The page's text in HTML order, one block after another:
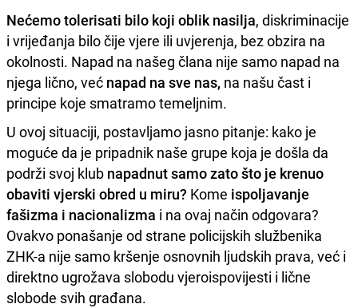
Nećemo tolerisati bilo koji oblik nasilja, diskriminacije
i vrijeđanja bilo čije vjere ili uvjerenja, bez obzira na
okolnosti. Napad na našeg člana nije samo napad na
njega lično, već napad na sve nas, na našu čast i
principe koje smatramo temeljnim.
U ovoj situaciji, postavljamo jasno pitanje: kako je
moguće da je pripadnik naše grupe koja je došla da
podrži svoj klub napadnut samo zato što je krenuo
obaviti vjerski obred u miru? Kome ispoljavanje
fašizma i nacionalizma i na ovaj način odgovara?
Ovakvo ponašanje od strane policijskih službenika
ZHK-a nije samo kršenje osnovnih ljudskih prava, već i
direktno ugrožava slobodu vjeroispovijesti i lične
slobode svih građana.